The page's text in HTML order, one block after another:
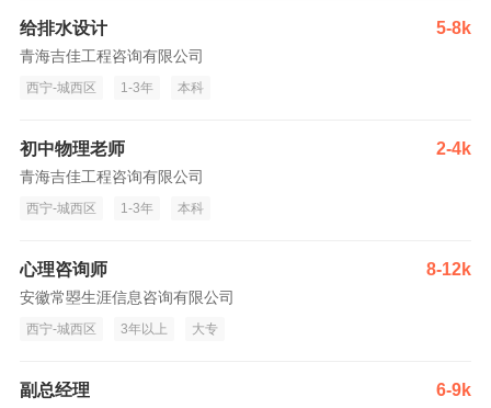
给排水设计 5-8k
青海吉佳工程咨询有限公司
西宁-城西区 1-3年 本科
初中物理老师 2-4k
青海吉佳工程咨询有限公司
西宁-城西区 1-3年 本科
心理咨询师 8-12k
安徽常曌生涯信息咨询有限公司
西宁-城西区 3年以上 大专
副总经理 6-9k